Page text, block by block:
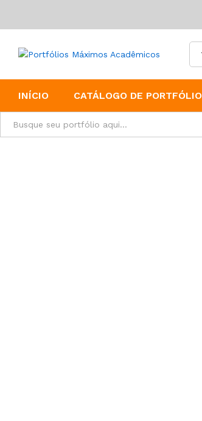
INÍCIO CATÁLOGO DE
Todos